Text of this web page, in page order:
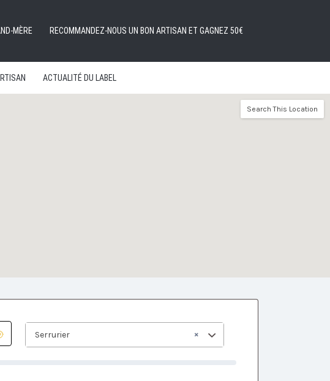
MÈRE RECOMMANDEZ-NOUS UN BON ARTISAN ET GAGNEZ 50€
ACTUALITÉ DU LABEL
Search This Location
×
Serrurier